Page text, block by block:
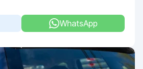
WhatsApp